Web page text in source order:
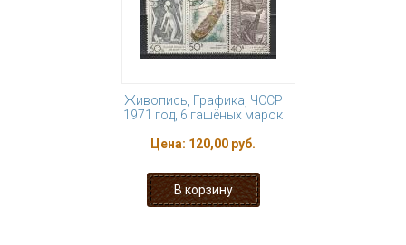
Живопись, Графика, ЧССР
1971 год, 6 гашёных марок
Цена: 120,00 руб.